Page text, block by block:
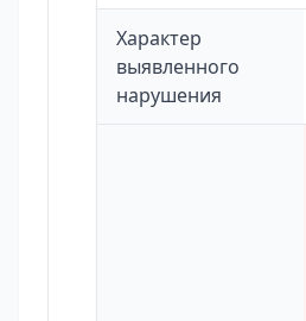
Характер
выявленного
нарушения